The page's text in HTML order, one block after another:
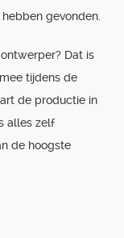
gevonden.
Dat is
tijdens de
de productie in
alles zelf
de hoogste